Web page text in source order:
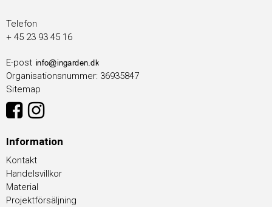
Telefon
+ 45 23 93 45 16
E-post
Organisationsnummer: 36935847
Sitemap
Information
Kontakt
Handelsvillkor
Material
Projektförsäljning